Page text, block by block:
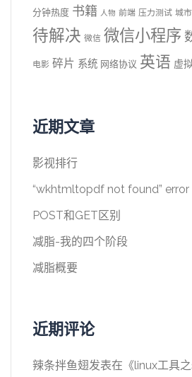
分钟热度 书籍 人物 前端 压力测试 城市
待解决 微信 微信小程序
电影 碎片 系统 网络协议 英语 虚
近期文章
影视排行
“wkhtmltopdf not found” error
POST和GET区别
减脂-我的四个阶段
减脂概要
近期评论
辣条拌鱼翅发表在《linux工具